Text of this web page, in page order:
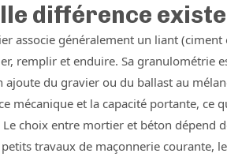
différence
associe généralement un liant
remplir et enduire. Sa granulométrie
ajoute du gravier ou du ballast au
mécanique et la capacité portante, ce
choix entre mortier et béton dépend
travaux de maçonnerie courante,